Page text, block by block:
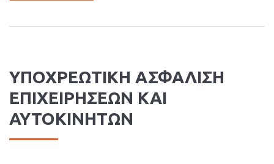
ΥΠΟΧΡΕΩΤΙΚΗ ΑΣΦΑΛΙΣΗ
ΕΠΙΧΕΙΡΗΣΕΩΝ ΚΑΙ
ΑΥΤΟΚΙΝΗΤΩΝ